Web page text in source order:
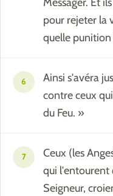
pour rejeter la
quelle
6
Ainsi s'avéra
contre ceux
du Feu. »
7
Ceux (les
qui l'entourent
Seigneur,